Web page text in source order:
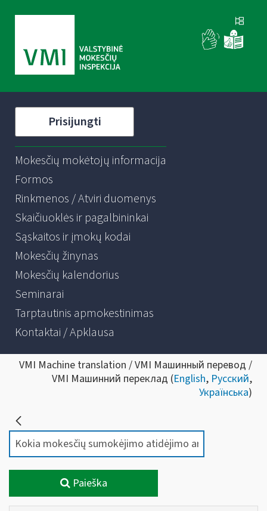
Prisijungti
Mokesčių mokėtojų informacija
Formos
Rinkmenos / Atviri duomenys
Skaičiuoklės ir pagalbininkai
Sąskaitos ir įmokų kodai
Mokesčių žinynas
Mokesčių kalendorius
Seminarai
Tarptautinis apmokestinimas
Kontaktai / Apklausa
VMI Machine translation / VMI Машинный перевод /
VMI Машинний переклад (English, Русский,
Українська)
Paieška